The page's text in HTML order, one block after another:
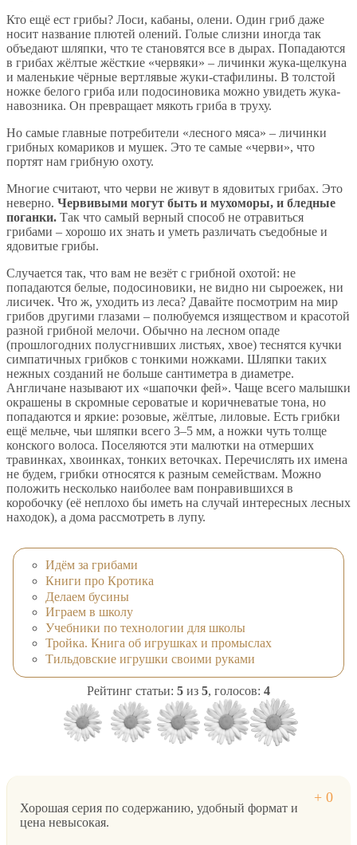
Кто ещё ест грибы? Лоси, кабаны, олени. Один гриб даже
носит название плютей олений. Голые слизни иногда так
объедают шляпки, что те становятся все в дырах. Попадаются
в грибах жёлтые жёсткие «червяки» – личинки жука-щелкуна
и маленькие чёрные вертлявые жуки-стафилины. В толстой
ножке белого гриба или подосиновика можно увидеть жука-
навозника. Он превращает мякоть гриба в труху.
Но самые главные потребители «лесного мяса» – личинки
грибных комариков и мушек. Это те самые «черви», что
портят нам грибную охоту.
Многие считают, что черви не живут в ядовитых грибах. Это
неверно. Червивыми могут быть и мухоморы, и бледные
поганки. Так что самый верный способ не отравиться
грибами – хорошо их знать и уметь различать съедобные и
ядовитые грибы.
Случается так, что вам не везёт с грибной охотой: не
попадаются белые, подосиновики, не видно ни сыроежек, ни
лисичек. Что ж, уходить из леса? Давайте посмотрим на мир
грибов другими глазами – полюбуемся изяществом и красотой
разной грибной мелочи. Обычно на лесном опаде
(прошлогодних полусгнивших листьях, хвое) теснятся кучки
симпатичных грибков с тонкими ножками. Шляпки таких
нежных созданий не больше сантиметра в диаметре.
Англичане называют их «шапочки фей». Чаще всего малышки
окрашены в скромные сероватые и коричневатые тона, но
попадаются и яркие: розовые, жёлтые, лиловые. Есть грибки
ещё мельче, чьи шляпки всего 3–5 мм, а ножки чуть толще
конского волоса. Поселяются эти малютки на отмерших
травинках, хвоинках, тонких веточках. Перечислять их имена
не будем, грибки относятся к разным семействам. Можно
положить несколько наиболее вам понравившихся в
коробочку (её неплохо бы иметь на случай интересных лесных
находок), а дома рассмотреть в лупу.
Идём за грибами
Книги про Кротика
Делаем бусины
Играем в школу
Учебники по технологии для школы
Тройка. Книга об игрушках и промыслах
Тильдовские игрушки своими руками
Рейтинг статьи: 5 из 5, голосов: 4
Хорошая серия по содержанию, удобный формат и
цена невысокая.